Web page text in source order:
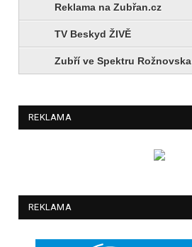
Reklama na Zubřan.cz
TV Beskyd ŽIVĚ
Zubří ve Spektru Rožnovska
REKLAMA
REKLAMA